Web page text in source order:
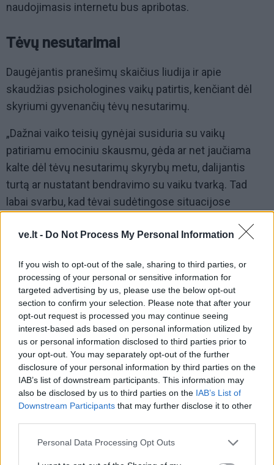
ve.lt - Do Not Process My Personal Information
If you wish to opt-out of the sale, sharing to third parties, or
processing of your personal or sensitive information for
targeted advertising by us, please use the below opt-out
section to confirm your selection. Please note that after your
opt-out request is processed you may continue seeing
interest-based ads based on personal information utilized by
us or personal information disclosed to third parties prior to
your opt-out. You may separately opt-out of the further
disclosure of your personal information by third parties on the
IAB’s list of downstream participants. This information may
also be disclosed by us to third parties on the IAB’s List of
Downstream Participants that may further disclose it to other
Personal Data Processing Opt Outs
naudojimasis internetu bus apribotas.
Tėvų nesutarimai
Daugėjantis pranešimų skaičius liudija ir apie
skaudžias psichologines vaikų patirtis, kenčiant dėl
skyriumi gyvenančių tėvų nesutarimų.
„Dažnai vaiko teisių gynėjai susiduria su vaikų
patiriamu emociniu skausmu, gėda ar net jaučiama
kalte dėl tėvų nesutarimų skyrybų metu, dalijantis
turtą ar nustatant bendravimo su vaiku tvarką. Tad
labai svarbu, kad tėvai sudėtingose situacijose
siektų atliepti jo poreikius, o nežinodami, kaip tinkamai
pagalbos“, - teigia vaiko teisių apsaugos specialistas
Gedas Batulevičius.